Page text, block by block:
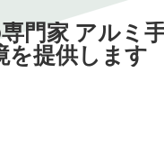
門家 アルミ
を提供します